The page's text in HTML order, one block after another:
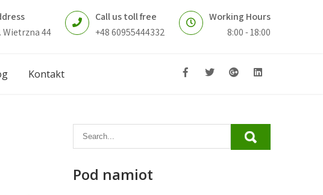
Wietrzna 44
Call us toll free
+48 60955444332
Working Hours
8:00 - 18:00
Kontakt
Pod namiot